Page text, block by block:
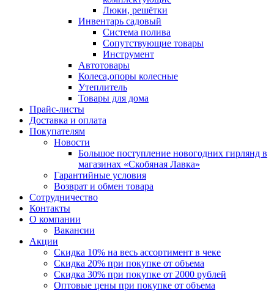
Люки, решётки
Инвентарь садовый
Система полива
Сопутствующие товары
Инструмент
Автотовары
Колеса,опоры колесные
Утеплитель
Товары для дома
Прайс-листы
Доставка и оплата
Покупателям
Новости
Большое поступление новогодних гирлянд в
магазинах «Скобяная Лавка»
Гарантийные условия
Возврат и обмен товара
Сотрудничество
Контакты
О компании
Вакансии
Акции
Скидка 10% на весь ассортимент в чеке
Скидка 20% при покупке от объема
Скидка 30% при покупке от 2000 рублей
Оптовые цены при покупке от объема